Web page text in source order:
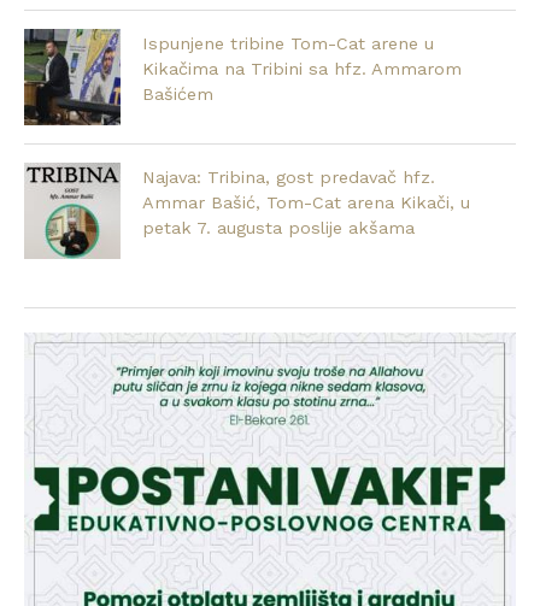
Ispunjene tribine Tom-Cat arene u
Kikačima na Tribini sa hfz. Ammarom
Bašićem
Najava: Tribina, gost predavač hfz.
Ammar Bašić, Tom-Cat arena Kikači, u
petak 7. augusta poslije akšama